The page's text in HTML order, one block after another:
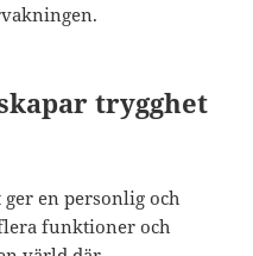
trygghet
en personlig och
funktioner och